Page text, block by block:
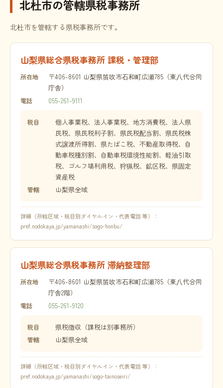
北杜市の管轄県税事務所
北杜市を管轄する県税事務所です。
山梨県総合県税事務所 課税・管理部
所在地
〒406-8601 山梨県笛吹市石和町広瀬785（東八代合同
庁舎）
電話 055-261-9111
税目
個人事業税、法人事業税、地方消費税、法人県
民税、県民税利子割、県民税配当割、県民税株
式譲渡所得割、県たばこ税、不動産取得税、自
動車税種別割、自動車税環境性能割、軽油引取
税、ゴルフ場利用税、狩猟税、鉱区税、県固定
資産税
管轄 山梨県全域
詳細（所轄区域・税目別ダイヤルイン・代表電話 等）：
pref.nodokaya.jp/yamanashi/sogo-honbu/
山梨県総合県税事務所 滞納整理部
所在地
〒406-8601 山梨県笛吹市石和町広瀬785（東八代合同
庁舎2階）
電話 055-261-9120
税目 県税徴収（課税は別事務所）
管轄 山梨県全域
詳細（所轄区域・税目別ダイヤルイン・代表電話 等）：
pref.nodokaya.jp/yamanashi/sogo-tainoseiri/